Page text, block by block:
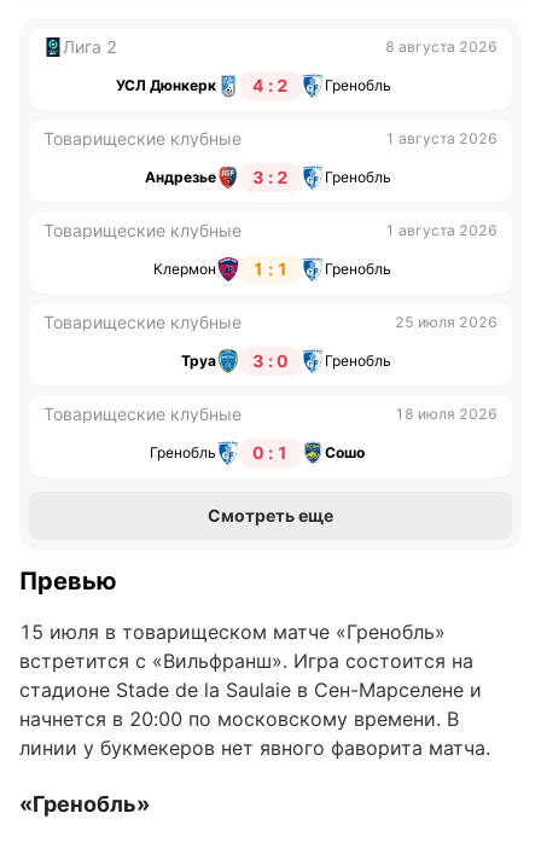
Лига 2 8 августа 2026
УСЛ Дюнкерк 4 : 2 Гренобль
Товарищеские клубные 1 августа 2026
Андрезье 3 : 2 Гренобль
Товарищеские клубные 1 августа 2026
Клермон 1 : 1 Гренобль
Товарищеские клубные 25 июля 2026
Труа 3 : 0 Гренобль
Товарищеские клубные 18 июля 2026
Гренобль 0 : 1 Сошо
Смотреть еще
Превью
15 июля в товарищеском матче «Гренобль»
встретится с «Вильфранш». Игра состоится на
стадионе Stade de la Saulaie в Сен-Марселене и
начнется в 20:00 по московскому времени. В
линии у букмекеров нет явного фаворита матча.
«Гренобль»